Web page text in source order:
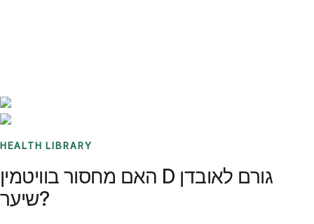
HEALTH LIBRARY
האם מחסור בוויטמין D גורם לאובדן
שיער?